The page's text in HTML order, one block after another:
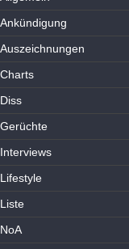
Ankündigung
Auszeichnungen
Charts
Diss
Gerüchte
Interviews
Lifestyle
Liste
NoA